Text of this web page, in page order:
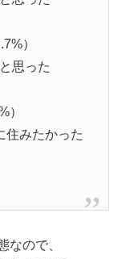
）
思った
）
住みたかった
なので、